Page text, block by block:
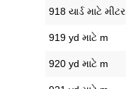
918 યાર્ડ માટે મીટર
919 yd માટે m
920 yd માટે m